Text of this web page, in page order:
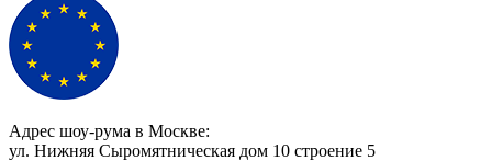
Адрес шоу-рума в Москве:
ул. Нижняя Сыромятническая дом 10 cтроение 5